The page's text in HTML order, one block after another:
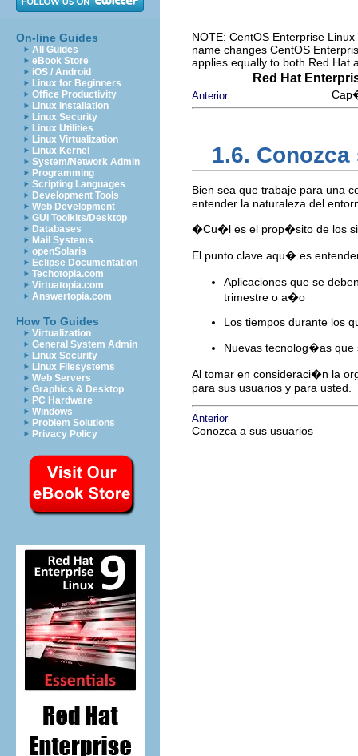
On-line Guides
All Guides
eBook Store
iOS / Android
Linux for Beginners
Office Productivity
Linux Installation
Linux Security
Linux Utilities
Linux Virtualization
Linux Kernel
System/Network Admin
Programming
Scripting Languages
Development Tools
Web Development
GUI Toolkits/Desktop
Databases
Mail Systems
openSolaris
Eclipse Documentation
Techotopia.com
Virtuatopia.com
Answertopia.com
How To Guides
Virtualization
General System Admin
Linux Security
Linux Filesystems
Web Servers
Graphics & Desktop
PC Hardware
Windows
Problem Solutions
Privacy Policy
NOTE: CentOS Enterprise
name changes CentOS
applies equally to both Red Hat
Red Hat
Anterior
1.6.
Bien sea que trabaje para una
entender la naturaleza del
�Cu�l es el prop�sito de los
El punto clave aqu� es
Aplicaciones que se
trimestre o a�o
Los tiempos durante los
Nuevas tecnolog�as que
Al tomar en consideraci�n la
para sus usuarios y para usted.
Anterior
Conozca a sus usuarios